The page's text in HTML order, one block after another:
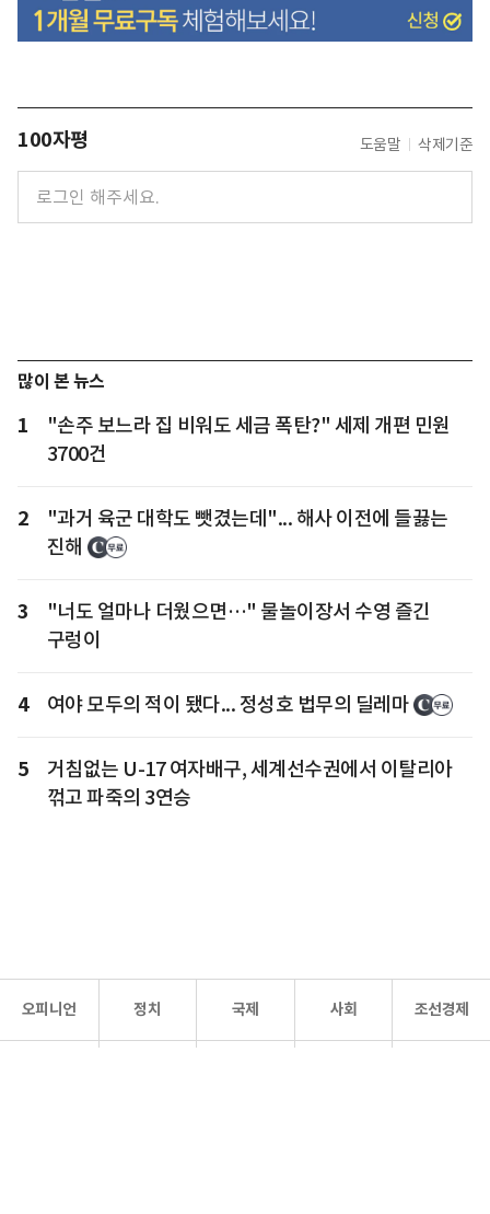
100자평 도움말 삭제기준
많이 본 뉴스
1
"손주 보느라 집 비워도 세금 폭탄?" 세제 개편 민원
3700건
2
"과거 육군 대학도 뺏겼는데"... 해사 이전에 들끓는
진해
3
"너도 얼마나 더웠으면…" 물놀이장서 수영 즐긴
구렁이
4 여야 모두의 적이 됐다... 정성호 법무의 딜레마
5
거침없는 U-17 여자배구, 세계선수권에서 이탈리아
꺾고 파죽의 3연승
오피니언 정치 국제 사회 조선경제